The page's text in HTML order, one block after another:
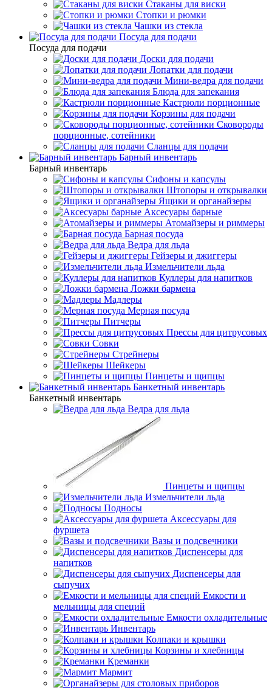
Стаканы для виски
Стопки и рюмки
Чашки из стекла
Посуда для подачи
Посуда для подачи
Доски для подачи
Лопатки для подачи
Мини-ведра для подачи
Блюда для запекания
Кастрюли порционные
Корзины для подачи
Сковороды
порционные, сотейники
Сланцы для подачи
Барный инвентарь
Барный инвентарь
Сифоны и капсулы
Штопоры и открывалки
Ящики и органайзеры
Аксесуары барные
Атомайзеры и риммеры
Барная посуда
Ведра для льда
Гейзеры и джиггеры
Измельчители льда
Куллеры для напитков
Ложки бармена
Мадлеры
Мерная посуда
Питчеры
Прессы для цитрусовых
Совки
Стрейнеры
Шейкеры
Пинцеты и щипцы
Банкетный инвентарь
Банкетный инвентарь
Ведра для льда
Пинцеты и щипцы
Измельчители льда
Подносы
Аксессуары для
фуршета
Вазы и подсвечники
Диспенсеры для
напитков
Диспенсеры для
сыпучих
Емкости и
мельницы для специй
Емкости охладительные
Инвентарь
Колпаки и крышки
Корзины и хлебницы
Креманки
Мармит